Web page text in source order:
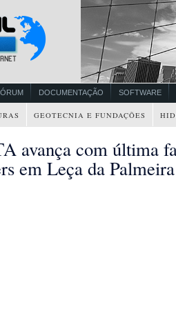
DOCUMENTAÇÃO SOFTWARE
GEOTECNIA E FUNDAÇÕES
avança com última
em Leça da Palmeira